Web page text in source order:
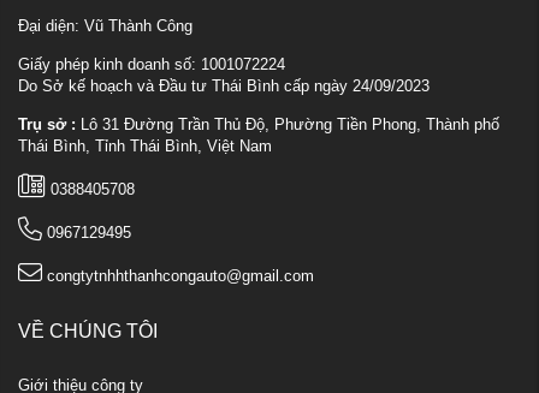
Đại diện: Vũ Thành Công
Giấy phép kinh doanh số: 1001072224
Do Sở kế hoạch và Đầu tư Thái Bình cấp ngày 24/09/2023
Trụ sở : Lô 31 Đường Trần Thủ Độ, Phường Tiền Phong, Thành phố
Thái Bình, Tỉnh Thái Bình, Việt Nam
0388405708
0967129495
congtytnhhthanhcongauto@gmail.com
VỀ CHÚNG TÔI
Giới thiệu công ty